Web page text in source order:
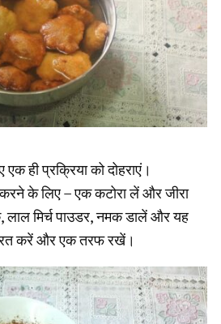
ही प्रक्रिया को दोहराएं।
करने के लिए – एक कटोरा लें और जीरा
लाल मिर्च पाउडर, नमक डालें और यह
करें और एक तरफ रखें।